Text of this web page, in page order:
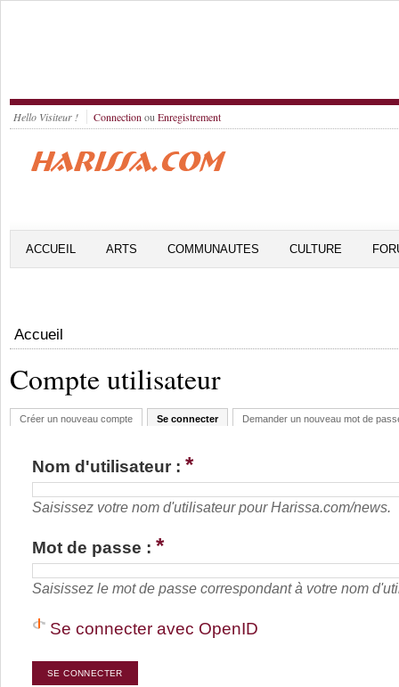
Hello Visiteur ! Connection ou Enregistrement
ACCUEIL ARTS COMMUNAUTES CULTURE
Accueil
Compte utilisateur
Créer un nouveau compte Se connecter Demander un nouveau mot de
Nom d'utilisateur : *
Saisissez votre nom d'utilisateur pour Harissa.com/news.
Mot de passe : *
Saisissez le mot de passe correspondant à votre nom
Se connecter avec OpenID